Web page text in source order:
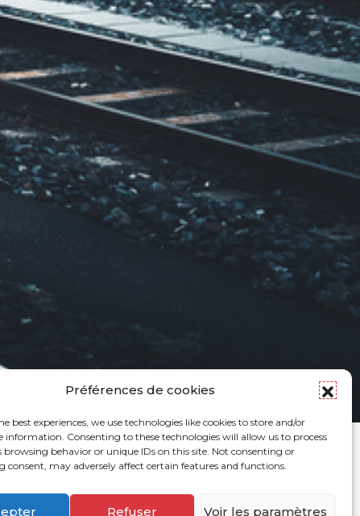
Préférences de cookies
best experiences, we use technologies like cookies to store and/or
information. Consenting to these technologies will allow us to process
browsing behavior or unique IDs on this site. Not consenting or
may adversely affect certain features and functions.
Refuser Voir les paramètres